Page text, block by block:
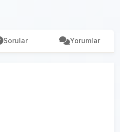
Sorular Yorumlar